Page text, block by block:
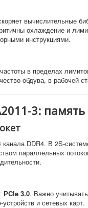
вычислительные
охлаждение и
инструкциями.
в пределах
обдува, в рабочей
3:
DDR4. В 2S-
параллельных
PCIe 3.0. Важно
и сетевых карт.